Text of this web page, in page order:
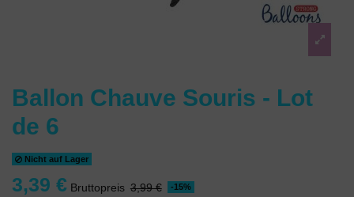
Ballon Chauve Souris - Lot
de 6
Nicht auf Lager
3,39 € Bruttopreis 3,99 € -15%